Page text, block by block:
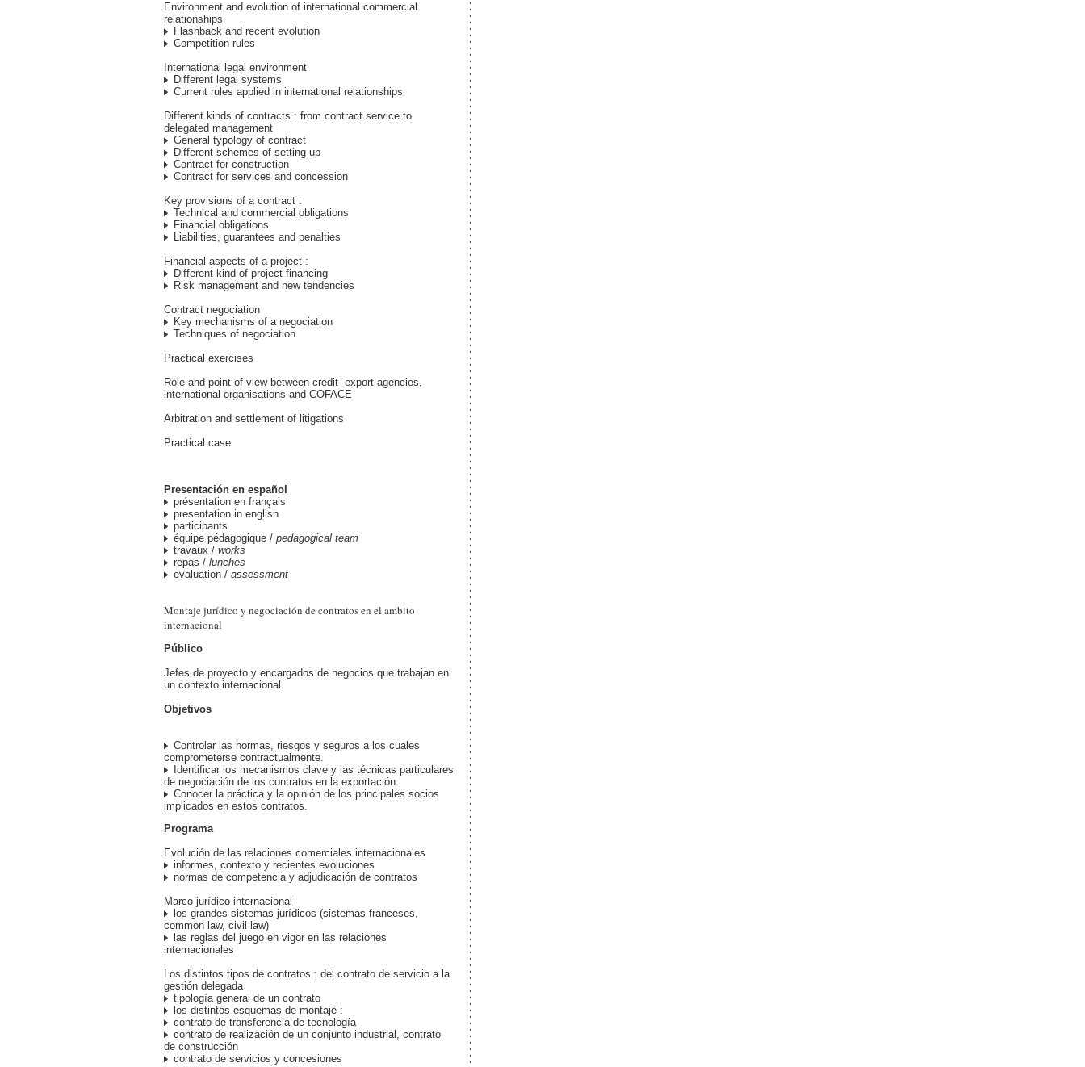
Environment and evolution of international commercial
relationships
Flashback and recent evolution
Competition rules
International legal environment
Different legal systems
Current rules applied in international relationships
Different kinds of contracts : from contract service to
delegated management
General typology of contract
Different schemes of setting-up
Contract for construction
Contract for services and concession
Key provisions of a contract :
Technical and commercial obligations
Financial obligations
Liabilities, guarantees and penalties
Financial aspects of a project :
Different kind of project financing
Risk management and new tendencies
Contract negociation
Key mechanisms of a negociation
Techniques of negociation
Practical exercises
Role and point of view between credit -export agencies,
international organisations and COFACE
Arbitration and settlement of litigations
Practical case
Presentación en español
présentation en français
presentation in english
participants
équipe pédagogique / pedagogical team
travaux / works
repas / lunches
evaluation / assessment
Montaje jurídico y negociación de contratos en el ambito
internacional
Público
Jefes de proyecto y encargados de negocios que trabajan en
un contexto internacional.
Objetivos
Controlar las normas, riesgos y seguros a los cuales
comprometerse contractualmente.
Identificar los mecanismos clave y las técnicas particulares
de negociación de los contratos en la exportación.
Conocer la práctica y la opinión de los principales socios
implicados en estos contratos.
Programa
Evolución de las relaciones comerciales internacionales
informes, contexto y recientes evoluciones
normas de competencia y adjudicación de contratos
Marco jurídico internacional
los grandes sistemas jurídicos (sistemas franceses,
common law, civil law)
las reglas del juego en vigor en las relaciones
internacionales
Los distintos tipos de contratos : del contrato de servicio a la
gestión delegada
tipología general de un contrato
los distintos esquemas de montaje :
contrato de transferencia de tecnología
contrato de realización de un conjunto industrial, contrato
de construcción
contrato de servicios y concesiones